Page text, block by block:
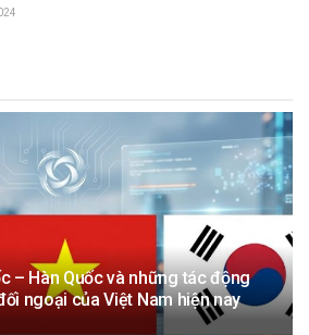
– Hàn Quốc và những tác động
ngoại của Việt Nam hiện nay